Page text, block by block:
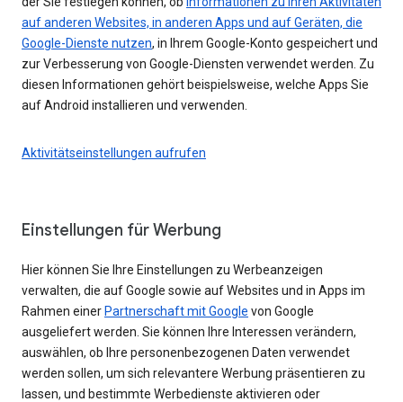
auf anderen Websites, in anderen Apps und auf Geräten, die
Google-Dienste nutzen, in Ihrem Google-Konto gespeichert und
zur Verbesserung von Google-Diensten verwendet werden. Zu
diesen Informationen gehört beispielsweise, welche Apps Sie
auf Android installieren und verwenden.
Aktivitätseinstellungen aufrufen
Einstellungen für Werbung
Hier können Sie Ihre Einstellungen zu Werbeanzeigen
verwalten, die auf Google sowie auf Websites und in Apps im
Rahmen einer Partnerschaft mit Google von Google
ausgeliefert werden. Sie können Ihre Interessen verändern,
auswählen, ob Ihre personenbezogenen Daten verwendet
werden sollen, um sich relevantere Werbung präsentieren zu
lassen, und bestimmte Werbedienste aktivieren oder